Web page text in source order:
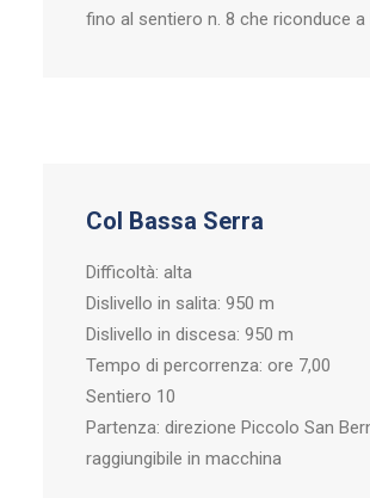
fino al sentiero n. 8 che riconduce a
Col Bassa Serra
Difficoltà: alta
Dislivello in salita: 950 m
Dislivello in discesa: 950 m
Tempo di percorrenza: ore 7,00
Sentiero 10
Partenza: direzione Piccolo San
raggiungibile in macchina